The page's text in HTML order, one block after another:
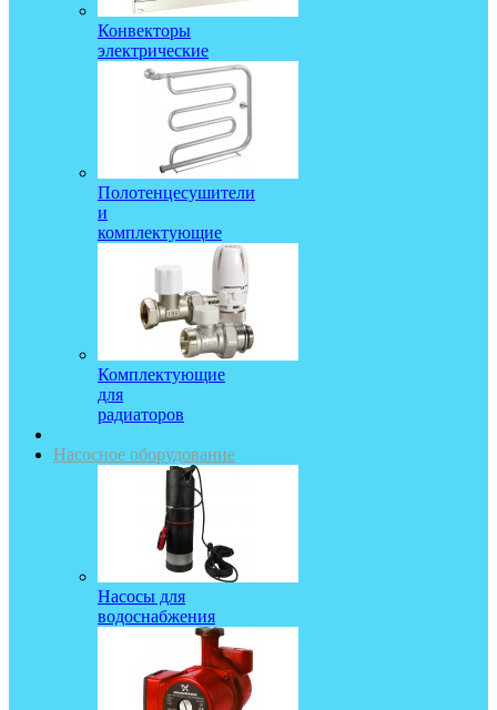
Конвекторы
электрические
Полотенцесушители
и
комплектующие
Комплектующие
для
радиаторов
Насосное оборудование
Насосы для
водоснабжения